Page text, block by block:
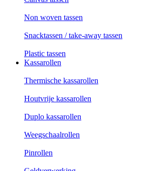
Non woven tassen
Snacktassen / take-away tassen
Plastic tassen
Kassarollen
Thermische kassarollen
Houtvrije kassarollen
Duplo kassarollen
Weegschaalrollen
Pinrollen